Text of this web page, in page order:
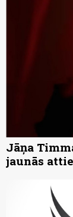
Jāņa
jaunās